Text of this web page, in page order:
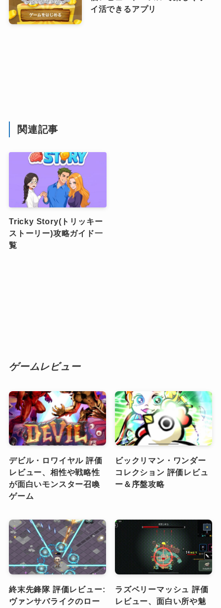
イ活できるアプリ
関連記事
Tricky Story(トリッキー
ストーリー)攻略ガイド一
覧
ゲームレビュー
デビル・ロワイヤル 評価
レビュー、相性や戦略性
が面白いモンスター召喚
ゲーム
ビックリマン・ワンダー
コレクション 評価レビュ
ー＆序盤攻略
終末先鋒隊 評価レビュー:
ヴァンサバライクのロー
ラズベリーマッシュ 評価
レビュー、面白い所や魅